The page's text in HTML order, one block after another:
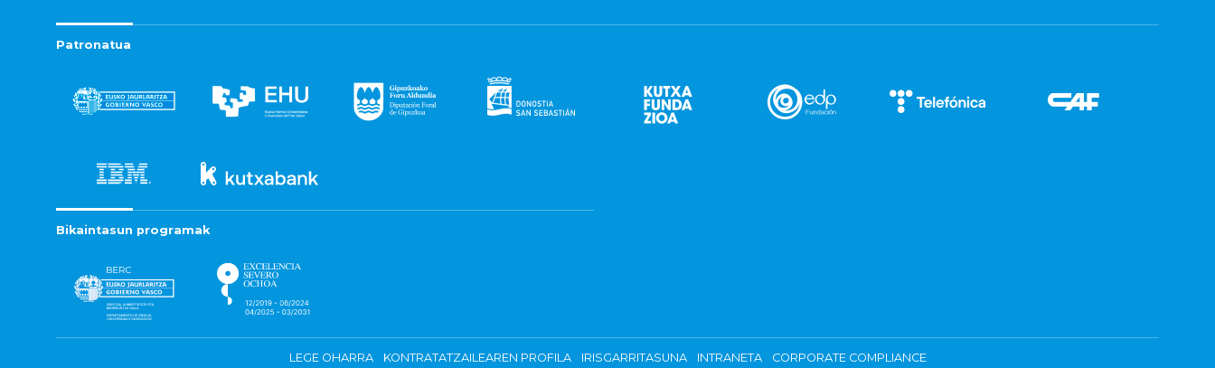
Patronatua
Bikaintasun programak
LEGE OHARRA KONTRATATZAILEAREN PROFILA IRISGARRITASUNA INTRANETA CORPORATE COMPLIANCE